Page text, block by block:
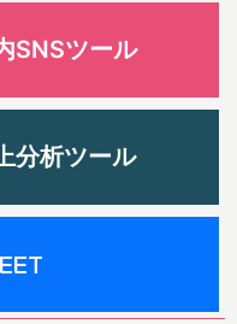
SNSツール
分析ツール